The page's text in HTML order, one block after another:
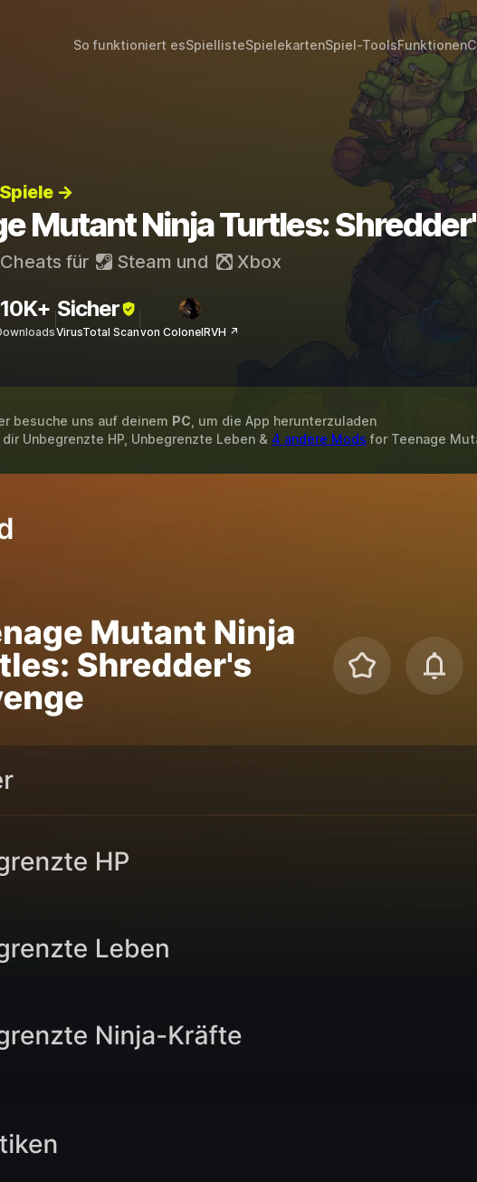
So funktioniert esSpiellisteSpielekartenSpiel-ToolsFunktionen
→
Mutant Ninja Turtles:
für Steam und Xbox
10K+ Sicher
VirusTotal Scanvon ColonelRVH ↗
besuche uns auf deinem PC , um die App herunterzuladen
dir Unbegrenzte HP, Unbegrenzte Leben & 4 andere Mods for Teenage